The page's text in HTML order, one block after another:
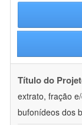
Título do
extrato, fração
bufonídeos dos